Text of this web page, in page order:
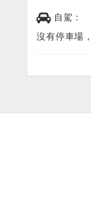
自駕：
沒有停車場